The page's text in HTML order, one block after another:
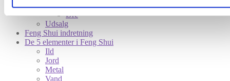
Øje
Øre
Udsalg
Feng Shui indretning
De 5 elementer i Feng Shui
Ild
Jord
Metal
Vand